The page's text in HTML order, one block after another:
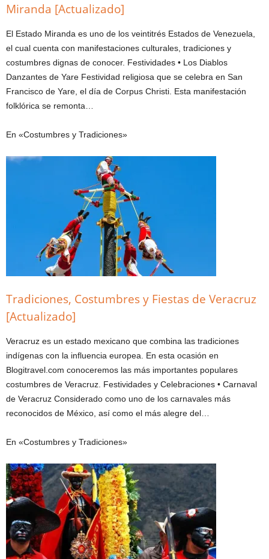
Miranda [Actualizado]
El Estado Miranda es uno de los veintitrés Estados de Venezuela,
el cual cuenta con manifestaciones culturales, tradiciones y
costumbres dignas de conocer. Festividades • Los Diablos
Danzantes de Yare Festividad religiosa que se celebra en San
Francisco de Yare, el día de Corpus Christi. Esta manifestación
folklórica se remonta…
En «Costumbres y Tradiciones»
Tradiciones, Costumbres y Fiestas de Veracruz
[Actualizado]
Veracruz es un estado mexicano que combina las tradiciones
indígenas con la influencia europea. En esta ocasión en
Blogitravel.com conoceremos las más importantes populares
costumbres de Veracruz. Festividades y Celebraciones • Carnaval
de Veracruz Considerado como uno de los carnavales más
reconocidos de México, así como el más alegre del…
En «Costumbres y Tradiciones»